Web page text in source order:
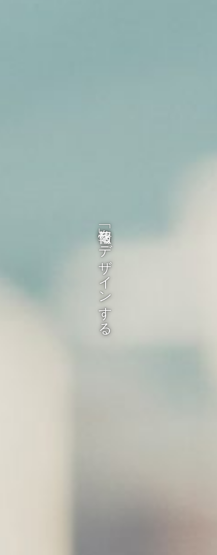
「情報」をデザインする